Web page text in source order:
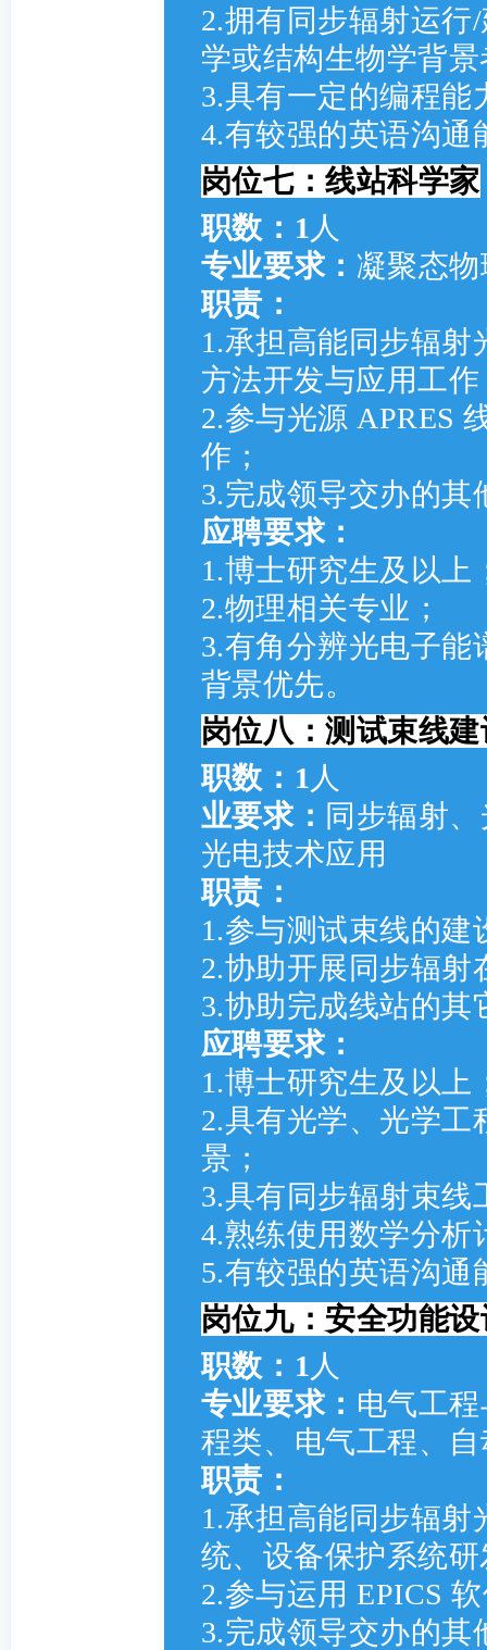
2.拥有同步辐射运
学或结构生物学背
3.具有一定的编程能
4.有较强的英语沟通
岗位七：线站科学家
职数：1 人
专业要求： 凝聚态
职责：
1.承担高能同步辐射
方法开发与应用工作
2.参与光源 APRES
作；
3.完成领导交办的其
应聘要求：
1.博士研究生及以上
2.物理相关专业；
3.有角分辨光电子
背景优先。
岗位八：测试束线
职数：1 人
业要求： 同步辐射
光电技术应用
职责：
1.参与测试束线的
2.协助开展同步辐射
3.协助完成线站的其
应聘要求：
1.博士研究生及以上
2.具有光学、光学
景；
3.具有同步辐射束线
4.熟练使用数学分析
5.有较强的英语沟通
岗位九：安全功能
职数：1 人
专业要求： 电气工
程类、电气工程、
职责：
1.承担高能同步辐
统、设备保护系统
2.参与运用 EPICS
3.完成领导交办的其